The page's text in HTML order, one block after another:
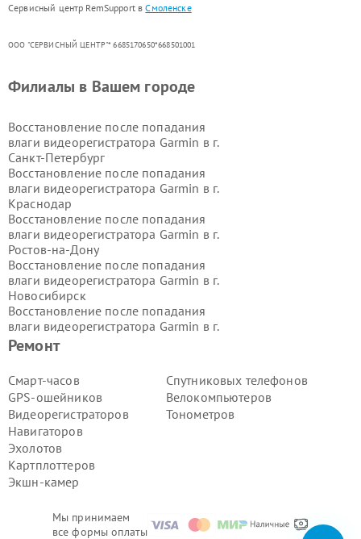
Сервисный центр RemSupport вСмоленске
ООО "СЕРВИСНЫЙ ЦЕНТР"* 6685170650*668501001
Мы принимаем
все формы оплаты
Ремонт
Смарт-часов
GPS-ошейников
Видеорегистраторов
Навигаторов
Эхолотов
Картплоттеров
Экшн-камер
Спутниковых телефонов
Велокомпьютеров
Тонометров
Филиалы в Вашем городе
Восстановление после попадания
влаги видеорегистратора Garmin в г.
Санкт-Петербург
Восстановление после попадания
влаги видеорегистратора Garmin в г.
Краснодар
Восстановление после попадания
влаги видеорегистратора Garmin в г.
Ростов-на-Дону
Восстановление после попадания
влаги видеорегистратора Garmin в г.
Новосибирск
Восстановление после попадания
влаги видеорегистратора Garmin в г.
Екатеринбург
Восстановление после попадания
Казань
Восстановление после попадания
влаги видеорегистратора Garmin в г.
Воронеж
Восстановление после попадания
влаги видеорегистратора Garmin в г.
Волгоград
Восстановление после попадания
влаги видеорегистратора Garmin в г.